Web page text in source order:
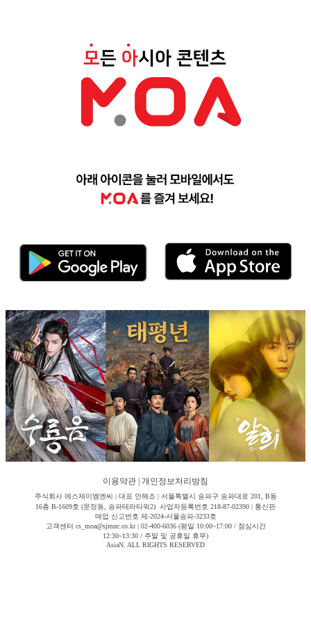
이용약관 개인정보처리방침
주식회사 에스제이엠엔씨 | 대표 안해조 | 서울특별시 송파구 송파대로 201, B동
16층 B-1609호 (문정동, 송파테라타워2) 사업자등록번호 218-87-02390 | 통신판
매업 신고번호 제-2024-서울송파-3233호
고객센터 cs_moa@sjmnc.co.kr | 02-400-6036 (평일 10:00~17:00 / 점심시간
12:30~13:30 / 주말 및 공휴일 휴무)
AsiaN. ALL RIGHTS RESERVED